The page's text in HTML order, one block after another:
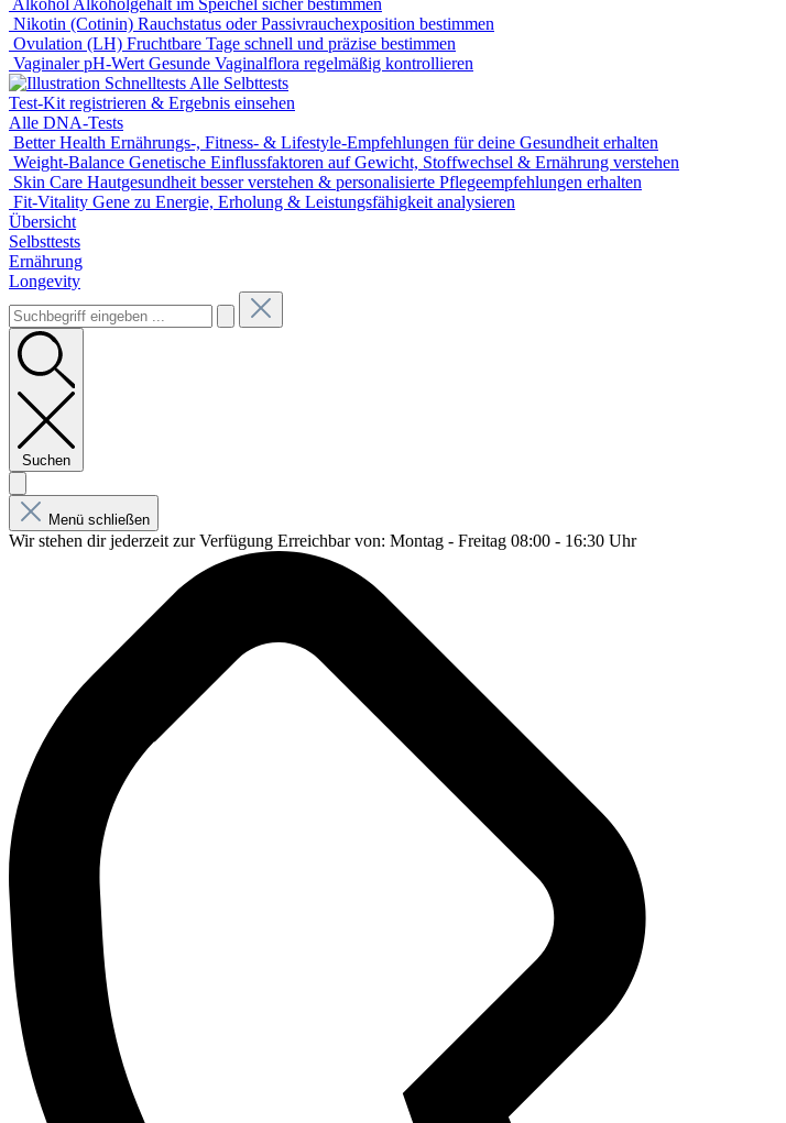
Alkohol Alkoholgehalt im Speichel sicher bestimmen
Nikotin (Cotinin) Rauchstatus oder Passivrauchexposition bestimmen
Ovulation (LH) Fruchtbare Tage schnell und präzise bestimmen
Vaginaler pH-Wert Gesunde Vaginalflora regelmäßig kontrollieren
Alle Selbttests
Test-Kit registrieren & Ergebnis einsehen
Alle DNA-Tests
Better Health Ernährungs-, Fitness- & Lifestyle-Empfehlungen für deine Gesundheit erhalten
Weight-Balance Genetische Einflussfaktoren auf Gewicht, Stoffwechsel & Ernährung verstehen
Skin Care Hautgesundheit besser verstehen & personalisierte Pflegeempfehlungen erhalten
Fit-Vitality Gene zu Energie, Erholung & Leistungsfähigkeit analysieren
Übersicht
Selbsttests
Ernährung
Longevity
Suchen
Menü schließen
Wir stehen dir jederzeit zur Verfügung Erreichbar von: Montag - Freitag 08:00 - 16:30 Uhr